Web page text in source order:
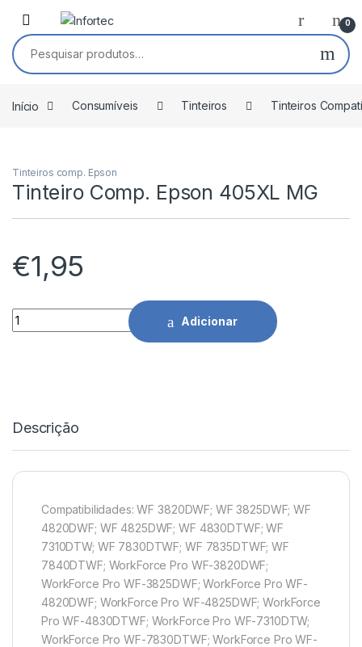
Saltar para navegação
Pular para o conteúdo
0
Pesquisar por:
Início Consumíveis Tinteiros Tinteiros
Tinteiros comp. Epson
Tinteiro Comp. Epson 405XL MG
€1,95
Tinteiro Comp. Epson 405XL MG quantidade
Adicionar
Descrição
Compatibilidades: WF 3820DWF; WF 3825DWF; WF
4820DWF; WF 4825DWF; WF 4830DTWF; WF
7310DTW; WF 7830DTWF; WF 7835DTWF; WF
7840DTWF; WorkForce Pro WF-3820DWF;
WorkForce Pro WF-3825DWF; WorkForce Pro WF-
4820DWF; WorkForce Pro WF-4825DWF; WorkForce
Pro WF-4830DTWF; WorkForce Pro WF-7310DTW;
WorkForce Pro WF-7830DTWF; WorkForce Pro WF-